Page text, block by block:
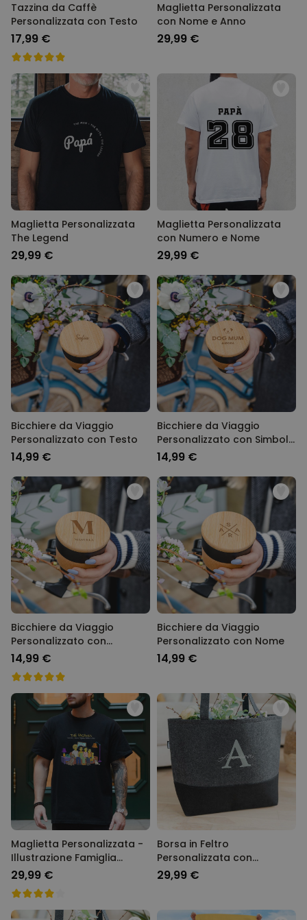
Tazzina da Caffè
Personalizzata con Testo
17,99 €
Maglietta Personalizzata
con Nome e Anno
29,99 €
Maglietta Personalizzata
The Legend
29,99 €
Maglietta Personalizzata
con Numero e Nome
29,99 €
Bicchiere da Viaggio
Personalizzato con Testo
14,99 €
Bicchiere da Viaggio
Personalizzato con Simbolo
e Testo
14,99 €
Bicchiere da Viaggio
Personalizzato con
Monogramma
14,99 €
Bicchiere da Viaggio
Personalizzato con Nome
14,99 €
Maglietta Personalizzata -
Illustrazione Famiglia
Cartone Animato
29,99 €
Borsa in Feltro
Personalizzata con
Monogramma
29,99 €